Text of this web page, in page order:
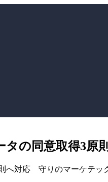
タの同意取得3
へ対応 守りのマーケテッ